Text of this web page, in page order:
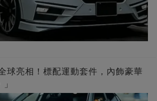
球亮相！標配運動套件，內飾豪華